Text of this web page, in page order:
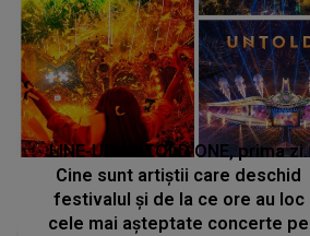
LINE-UP UNTOLD ONE, prima zi.
Cine sunt artiștii care deschid
festivalul și de la ce ore au loc
cele mai așteptate concerte pe